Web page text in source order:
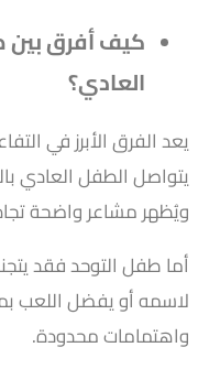
كيف أفرق بين
العادي؟
يعد الفرق الأبرز في
يتواصل الطفل العادي
ويُظهر مشاعر واضحة
أما طفل التوحد فقد
لاسمه أو يفضل اللعب
واهتمامات محدودة.